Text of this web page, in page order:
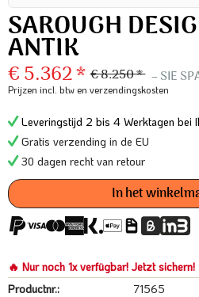
SAROUGH
ANTIK
€ 5.362 * € 8.250 * – SIE
Prijzen incl. btwen verzendingskosten
Leveringstijd 2 bis 4 Werktagen bei
Gratis verzending in de EU
30 dagen recht van retour
In het
🔥 Nur noch 1x verfügbar! Jetzt sichern!
Productnr.:
71565